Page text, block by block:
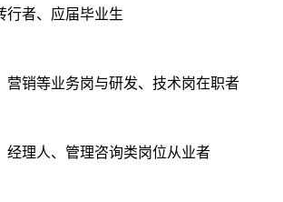
行者、应届毕业生
营销等业务岗与研发、技术岗在职者
经理人、管理咨询类岗位从业者